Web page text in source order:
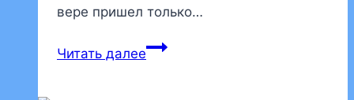
вере пришел только…
Читать далееДиакон